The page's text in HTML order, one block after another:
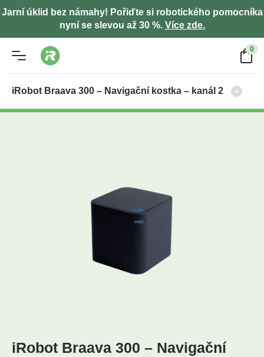
Jarní úklid bez námahy! Pořiďte si robotického pomocníka
nyní se slevou až 30 %. Více zde.
0
iRobot Braava 300 – Navigační kostka – kanál 2
iRobot Braava 300 – Navigační